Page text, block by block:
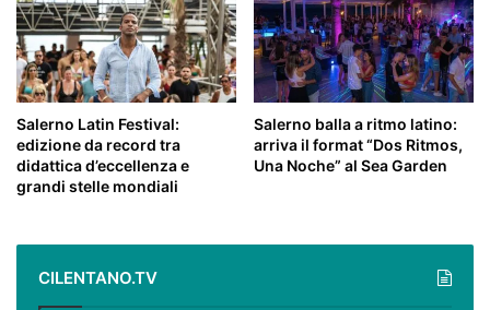
Salerno Latin Festival:
edizione da record tra
didattica d’eccellenza e
grandi stelle mondiali
Salerno balla a ritmo latino:
arriva il format “Dos Ritmos,
Una Noche” al Sea Garden
CILENTANO.TV